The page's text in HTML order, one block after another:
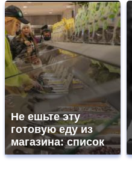
Не ешьте эту
готовую еду из
магазина: список